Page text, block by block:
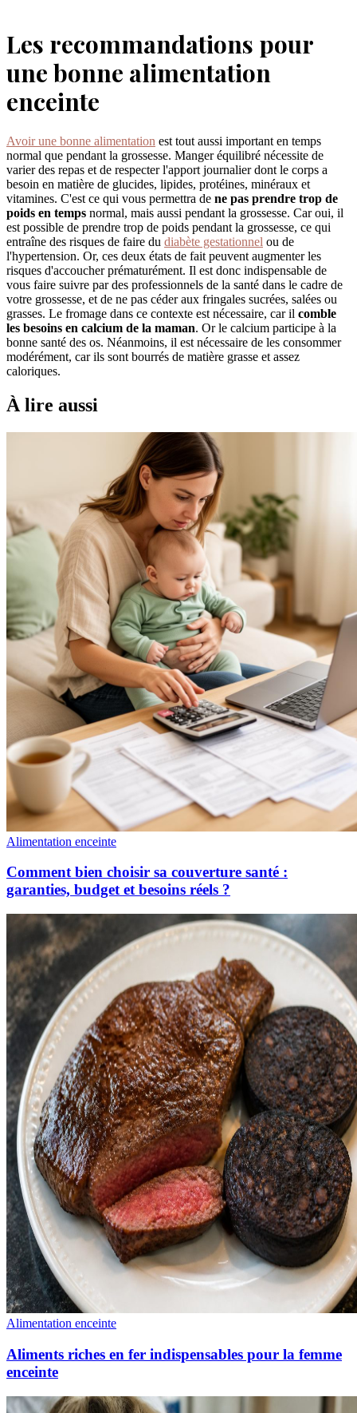
Les recommandations pour
une bonne alimentation
enceinte
Avoir une bonne alimentation est tout aussi important en temps
normal que pendant la grossesse. Manger équilibré nécessite de
varier des repas et de respecter l'apport journalier dont le corps a
besoin en matière de glucides, lipides, protéines, minéraux et
vitamines. C'est ce qui vous permettra de ne pas prendre trop de
poids en temps normal, mais aussi pendant la grossesse. Car oui, il
est possible de prendre trop de poids pendant la grossesse, ce qui
entraîne des risques de faire du diabète gestationnel ou de
l'hypertension. Or, ces deux états de fait peuvent augmenter les
risques d'accoucher prématurément. Il est donc indispensable de
vous faire suivre par des professionnels de la santé dans le cadre de
votre grossesse, et de ne pas céder aux fringales sucrées, salées ou
grasses. Le fromage dans ce contexte est nécessaire, car il comble
les besoins en calcium de la maman. Or le calcium participe à la
bonne santé des os. Néanmoins, il est nécessaire de les consommer
modérément, car ils sont bourrés de matière grasse et assez
caloriques.
À lire aussi
Alimentation enceinte
Comment bien choisir sa couverture santé :
garanties, budget et besoins réels ?
Alimentation enceinte
Aliments riches en fer indispensables pour la femme
enceinte